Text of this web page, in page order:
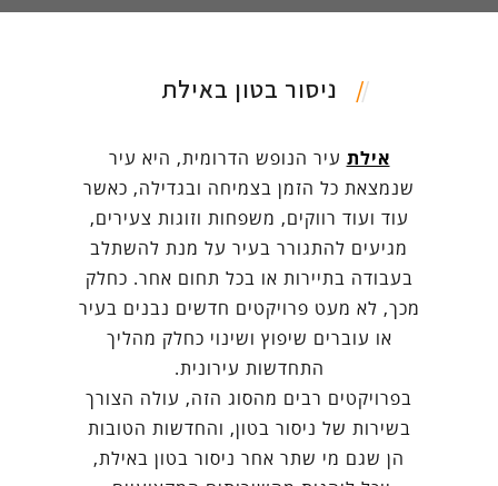
ניסור בטון באילת
אילת עיר הנופש הדרומית, היא עיר
שנמצאת כל הזמן בצמיחה ובגדילה, כאשר
עוד ועוד רווקים, משפחות וזוגות צעירים,
מגיעים להתגורר בעיר על מנת להשתלב
בעבודה בתיירות או בכל תחום אחר. כחלק
מכך, לא מעט פרויקטים חדשים נבנים בעיר
או עוברים שיפוץ ושינוי כחלק מהליך
התחדשות עירונית.
בפרויקטים רבים מהסוג הזה, עולה הצורך
בשירות של ניסור בטון, והחדשות הטובות
הן שגם מי שתר אחר ניסור בטון באילת,